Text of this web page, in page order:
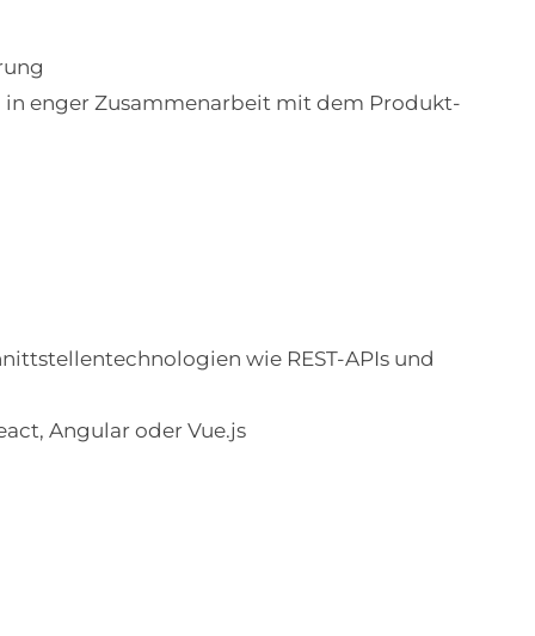
enger Zusammenarbeit mit dem Produkt-
wie REST-APIs und
Angular oder Vue.js